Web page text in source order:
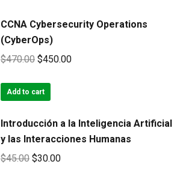
CCNA Cybersecurity Operations
(CyberOps)
$470.00 Original
was:
$450.00Current
Add to cart
Introducción a la Inteligencia Artificial
y las Interacciones Humanas
$45.00 Original
$30.00Current